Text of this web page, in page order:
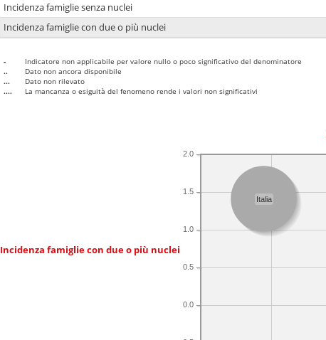
Incidenza famiglie senza nuclei
Incidenza famiglie con due o più nuclei
-
Indicatore non applicabile per valore nullo o poco significativo del denominatore
..
Dato non ancora disponibile
...
Dato non rilevato
....
La mancanza o esiguità del fenomeno rende i valori non significativi
Incidenza famiglie con due o più nuclei
0.0
0.5
1.0
1.5
2.0
Italia